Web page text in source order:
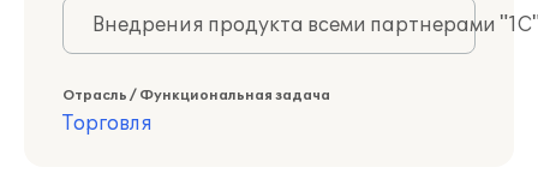
Внедрения продукта всеми партнерами
Отрасль / Функциональная задача
Торговля